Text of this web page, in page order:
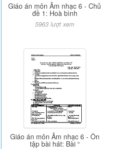
Giáo án môn Âm nhạc 6 - Chủ
đề 1: Hoà bình
5963 lượt xem
Giáo án môn Âm nhạc 6 - Ôn
tập bài hát: Bài “